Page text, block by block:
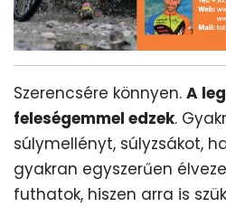
Szerencsére könnyen. A
feleségemmel edzek.
súlymellényt, súlyzsákot,
gyakran egyszerűen
futhatok, hiszen arra is